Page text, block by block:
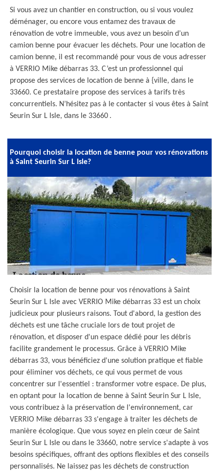
Si vous avez un chantier en construction, ou si vous voulez
déménager, ou encore vous entamez des travaux de
rénovation de votre immeuble, vous avez un besoin d’un
camion benne pour évacuer les déchets. Pour une location de
camion benne, il est recommandé pour vous de vous adresser
à VERRIO Mike débarras 33. C’est un professionnel qui
propose des services de location de benne à {ville, dans le
33660. Ce prestataire propose des services à tarifs très
concurrentiels. N’hésitez pas à le contacter si vous êtes à Saint
Seurin Sur L Isle, dans le 33660 .
Pourquoi choisir la location de benne pour vos rénovations
à Saint Seurin Sur L Isle?
Choisir la location de benne pour vos rénovations à Saint
Seurin Sur L Isle avec VERRIO Mike débarras 33 est un choix
judicieux pour plusieurs raisons. Tout d'abord, la gestion des
déchets est une tâche cruciale lors de tout projet de
rénovation, et disposer d'un espace dédié pour les débris
facilite grandement le processus. Grâce à VERRIO Mike
débarras 33, vous bénéficiez d'une solution pratique et fiable
pour éliminer vos déchets, ce qui vous permet de vous
concentrer sur l'essentiel : transformer votre espace. De plus,
en optant pour la location de benne à Saint Seurin Sur L Isle,
vous contribuez à la préservation de l'environnement, car
VERRIO Mike débarras 33 s'engage à traiter les déchets de
manière écologique. Que vous soyez en plein cœur de Saint
Seurin Sur L Isle ou dans le 33660, notre service s'adapte à vos
besoins spécifiques, offrant des options flexibles et des conseils
personnalisés. Ne laissez pas les déchets de construction